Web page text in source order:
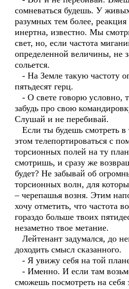
сомневаться будешь. У
разумных тем более, реакция
инертна, известно. Мы
свет, но, если частота
определенной величины, не
сольется.
- На Земле такую частоту
пятьдесят герц.
- О свете говорю условно,
забудь про свою
Слушай и не перебивай.
Если ты будешь смотреть в
этом телепортироваться с
торсионных полей на ту
смотришь, и сразу же
будет? Не забывай об
торсионных волн, для
– черепашья возня. Этим
хочу отметить, что частота
гораздо больше твоих
незаметно твое метание.
Лейтенант задумался, до
доходить смысл сказанного.
- Я увижу себя на той
- Именно. И если там
сможешь посмотреть на себя